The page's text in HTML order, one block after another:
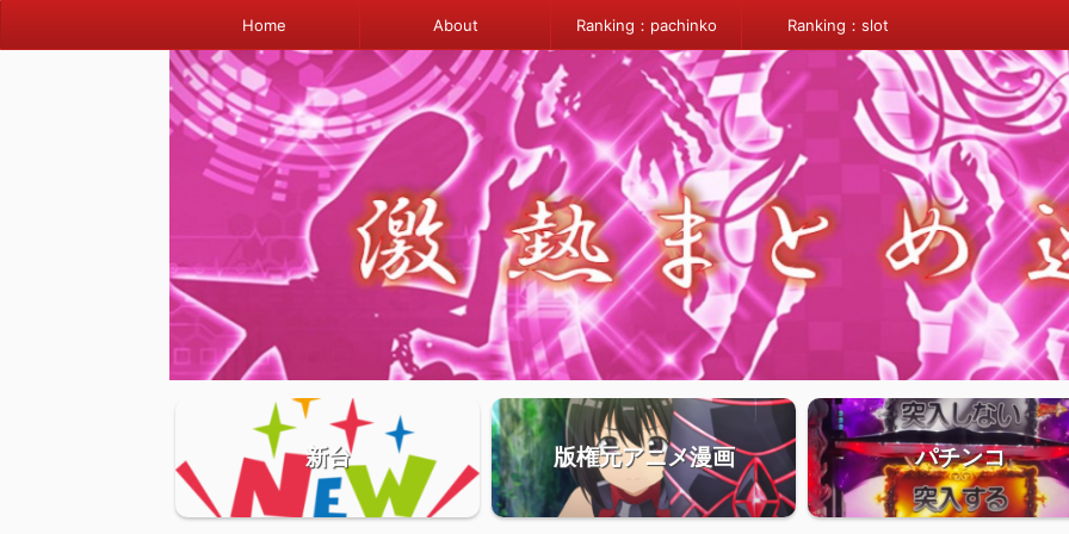
Home About Ranking：pachinko Ranking：slot
新台 版権元アニメ漫画 パチンコ